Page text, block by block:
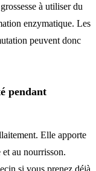
à utiliser du
enzymatique. Les
peuvent donc
pendant
Elle apporte
et au nourrisson.
si vous prenez déjà